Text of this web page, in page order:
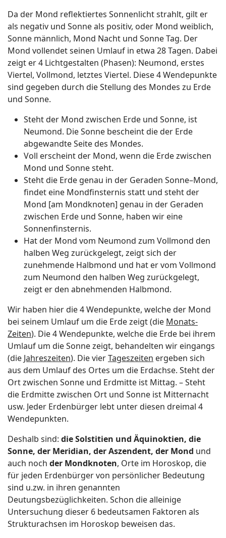
Da der Mond reflektiertes Sonnenlicht strahlt, gilt er
als negativ und Sonne als positiv, oder Mond weiblich,
Sonne männlich, Mond Nacht und Sonne Tag. Der
Mond vollendet seinen Umlauf in etwa 28 Tagen. Dabei
zeigt er 4 Lichtgestalten (Phasen): Neumond, erstes
Viertel, Vollmond, letztes Viertel. Diese 4 Wendepunkte
sind gegeben durch die Stellung des Mondes zu Erde
und Sonne.
Steht der Mond zwischen Erde und Sonne, ist
Neumond. Die Sonne bescheint die der Erde
abgewandte Seite des Mondes.
Voll erscheint der Mond, wenn die Erde zwischen
Mond und Sonne steht.
Steht die Erde genau in der Geraden Sonne–Mond,
findet eine Mondfinsternis statt und steht der
Mond [am Mondknoten] genau in der Geraden
zwischen Erde und Sonne, haben wir eine
Sonnenfinsternis.
Hat der Mond vom Neumond zum Vollmond den
halben Weg zurückgelegt, zeigt sich der
zunehmende Halbmond und hat er vom Vollmond
zum Neumond den halben Weg zurückgelegt,
zeigt er den abnehmenden Halbmond.
Wir haben hier die 4 Wendepunkte, welche der Mond
bei seinem Umlauf um die Erde zeigt (die Monats-
Zeiten). Die 4 Wendepunkte, welche die Erde bei ihrem
Umlauf um die Sonne zeigt, behandelten wir eingangs
(die Jahreszeiten). Die vierTageszeiten ergeben sich
aus dem Umlauf des Ortes um die Erdachse. Steht der
Ort zwischen Sonne und Erdmitte ist Mittag. – Steht
die Erdmitte zwischen Ort und Sonne ist Mitternacht
usw. Jeder Erdenbürger lebt unter diesen dreimal 4
Wendepunkten.
Deshalb sind: die Solstitien und Äquinoktien, die
Sonne, der Meridian, der Aszendent, der Mond und
auch noch der Mondknoten, Orte im Horoskop, die
für jeden Erdenbürger von persönlicher Bedeutung
sind u.zw. in ihren genannten
Deutungsbezüglichkeiten. Schon die alleinige
Untersuchung dieser 6 bedeutsamen Faktoren als
Strukturachsen im Horoskop beweisen das.